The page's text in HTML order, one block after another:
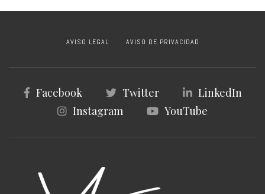
AVISO LEGAL AVISO DE PRIVACIDAD
Facebook Twitter
LinkedIn
Instagram
YouTube